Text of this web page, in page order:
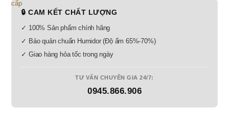
🔒 CAM KẾT CHẤT LƯỢNG
✓ 100% Sản phẩm chính hãng
✓ Bảo quản chuẩn Humidor (Độ ẩm 65%-70%)
✓ Giao hàng hỏa tốc trong ngày
TƯ VẤN CHUYÊN GIA 24/7:
0945.866.906